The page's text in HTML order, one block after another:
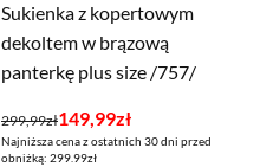
Sukienka z kopertowym
dekoltem w brązową
panterkę plus size /757/
299,99zł
Pierwotna
cena
149,99zł
Aktualna
cena
Najniższa cena z ostatnich 30 dni przed
obniżką: 299.99zł